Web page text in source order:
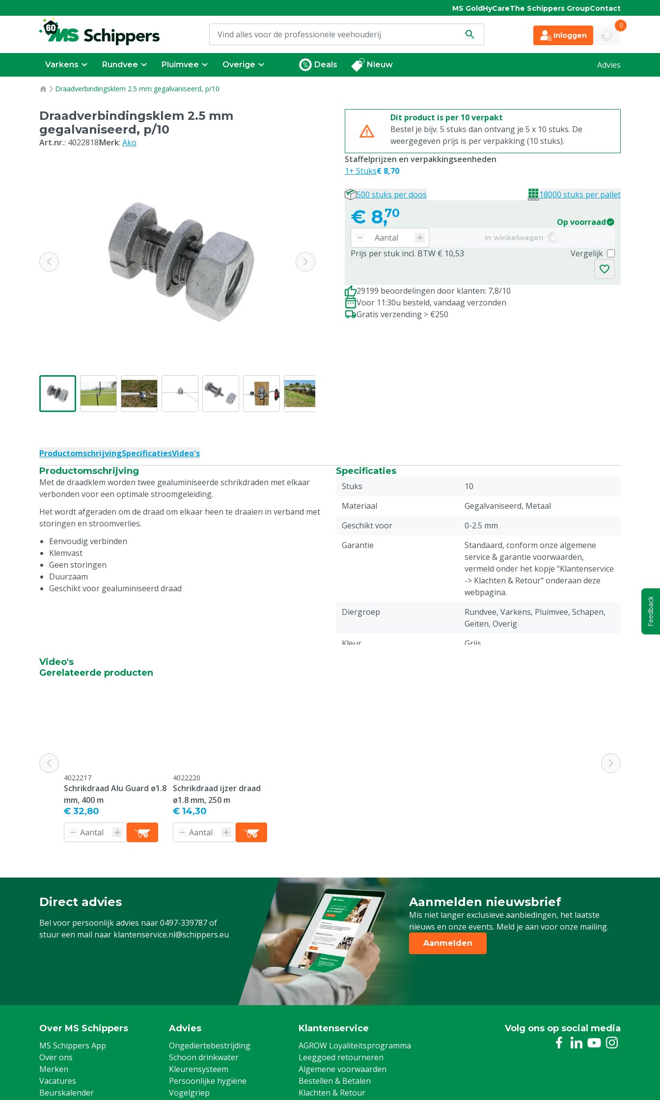
MS GoldHyCareThe Schippers GroupContact
Inloggen
0
Varkens Rundvee Pluimvee Overige Deals Nieuw Advies
Draadverbindingsklem 2.5 mm gegalvaniseerd, p/10
Draadverbindingsklem 2.5 mm
gegalvaniseerd, p/10
Art.nr.: 4022818Merk: Ako
Dit product is per 10 verpakt
Bestel je bijv. 5 stuks dan ontvang je 5 x 10 stuks. De
weergegeven prijs is per verpakking (10 stuks).
€ 8,70
Op voorraad
In winkelwagen
Prijs per stuk incl. BTW € 10,53 Vergelijk
Staffelprijzen en verpakkingseenheden
1+ Stuks€ 8,70
500 stuks per doos 18000 stuks per pallet
29199 beoordelingen door klanten: 7,8/10
Voor 11:30u besteld, vandaag verzonden
Gratis verzending > €250
ProductomschrijvingSpecificatiesVideo's
Productomschrijving
Met de draadklem worden twee gealuminiseerde schrikdraden met elkaar
verbonden voor een optimale stroomgeleiding.
Het wordt afgeraden om de draad om elkaar heen te draaien in verband met
storingen en stroomverlies.
Eenvoudig verbinden
Klemvast
Geen storingen
Duurzaam
Geschikt voor gealuminiseerd draad
Specificaties
Stuks
10
Materiaal
Gegalvaniseerd, Metaal
Geschikt voor
0-2.5 mm
Garantie
Standaard, conform onze algemene
service & garantie voorwaarden,
vermeld onder het kopje "Klantenservice
-> Klachten & Retour" onderaan deze
webpagina.
Diergroep
Rundvee, Varkens, Pluimvee, Schapen,
Geiten, Overig
Kleur
Grijs
Video's
Gerelateerde producten
4022217
Schrikdraad Alu Guard ø1.8
mm, 400 m
€ 32,80
4022220
Schrikdraad ijzer draad
ø1.8 mm, 250 m
€ 14,30
Direct advies
Bel voor persoonlijk advies naar0497-339787of
stuur een mail naar klantenservice.nl@schippers.eu
Aanmelden nieuwsbrief
Mis niet langer exclusieve aanbiedingen, het laatste
nieuws en onze events. Meld je aan voor onze mailing.
Schrijf je in voor onze nieuwsbrief
Aanmelden
Over MS Schippers
MS Schippers App
Over ons
Merken
Vacatures
Beurskalender
Advies
Ongediertebestrijding
Schoon drinkwater
Kleurensysteem
Persoonlijke hygiëne
Vogelgriep
Klantenservice
AGROW Loyaliteitsprogramma
Leeggoed retourneren
Algemene voorwaarden
Bestellen & Betalen
Klachten & Retour
Volg ons op social media
Feedback